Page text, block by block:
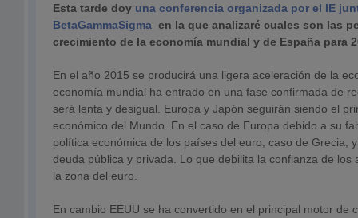
Esta tarde doy una conferencia organizada por el IE
BetaGammaSigma en la que analizaré cuales son las
crecimiento de la economía mundial y de España para
En el año 2015 se producirá una ligera aceleración de la
economía mundial ha entrado en una fase confirmada de
será lenta y desigual. Europa y Japón seguirán siendo el
económico del Mundo. En el caso de Europa debido a su
política económica de los países del euro, caso de Grecia,
deuda pública y privada. Lo que debilita la confianza de los
la zona del euro.
En cambio EEUU se ha convertido en el principal motor de